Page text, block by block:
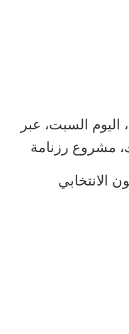
السبت، عبر
مشروع رزنامة
الانتخابي